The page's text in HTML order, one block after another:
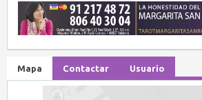
Mapa Contactar Usuario